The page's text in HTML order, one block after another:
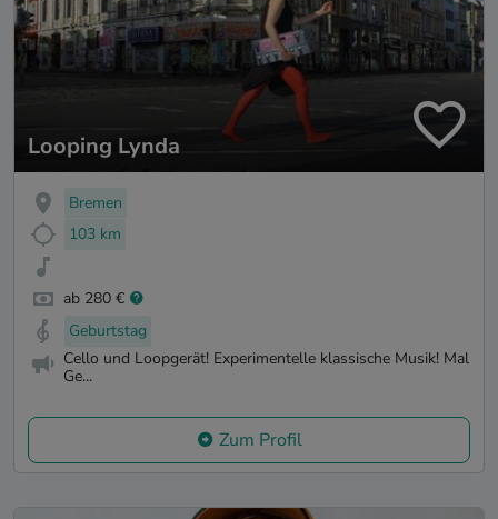
Looping Lynda
Bremen
103 km
ab 280 €
Geburtstag
Cello und Loopgerät! Experimentelle klassische Musik! Mal
Ge...
Zum Profil